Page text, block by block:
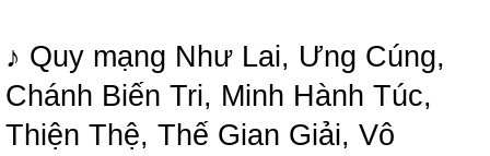
♪ Quy mạng Như Lai, Ưng Cúng,
Chánh Biến Tri, Minh Hành Túc,
Thiện Thệ, Thế Gian Giải, Vô